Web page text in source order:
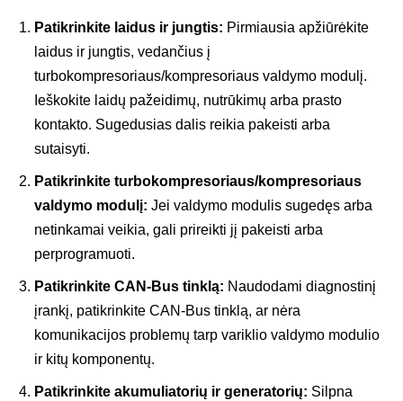
Patikrinkite laidus ir jungtis: Pirmiausia apžiūrėkite
laidus ir jungtis, vedančius į
turbokompresoriaus/kompresoriaus valdymo modulį.
Ieškokite laidų pažeidimų, nutrūkimų arba prasto
kontakto. Sugedusias dalis reikia pakeisti arba
sutaisyti.
Patikrinkite turbokompresoriaus/kompresoriaus
valdymo modulį: Jei valdymo modulis sugedęs arba
netinkamai veikia, gali prireikti jį pakeisti arba
perprogramuoti.
Patikrinkite CAN-Bus tinklą: Naudodami diagnostinį
įrankį, patikrinkite CAN-Bus tinklą, ar nėra
komunikacijos problemų tarp variklio valdymo modulio
ir kitų komponentų.
Patikrinkite akumuliatorių ir generatorių: Silpna